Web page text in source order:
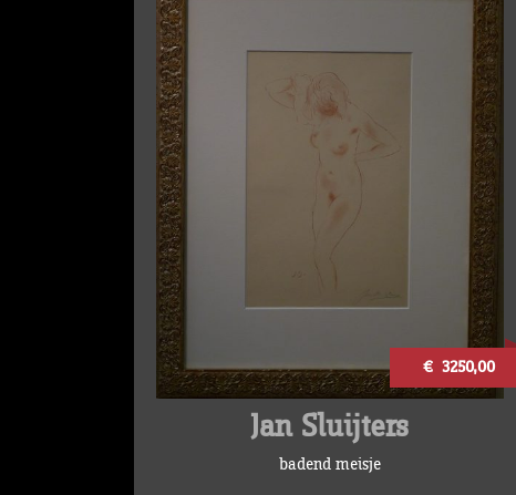
€ 3250,00
Jan Sluijters
badend meisje